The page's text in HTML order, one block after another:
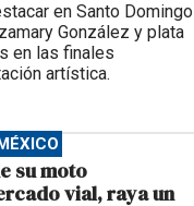
en Santo Domingo
González y plata
en las finales
artística.
su moto
vial, raya un